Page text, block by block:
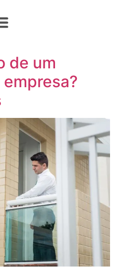
de um